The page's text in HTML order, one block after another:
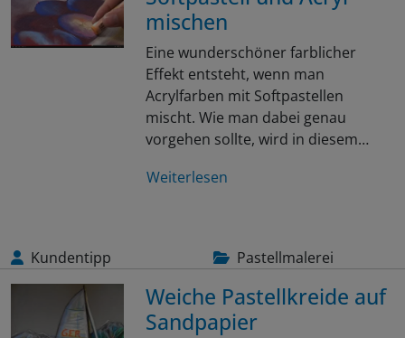
mischen
Eine wunderschöner farblicher
Effekt entsteht, wenn man
Acrylfarben mit Softpastellen
mischt. Wie man dabei genau
vorgehen sollte, wird in diesem…
Weiterlesen
Kundentipp Pastellmalerei
Weiche Pastellkreide auf
Sandpapier